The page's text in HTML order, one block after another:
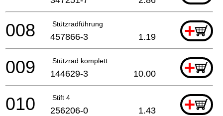
Stützradführung +
008 457866-3 1.19
Stützrad komplett +
009 144629-3 10.00
Stift 4 +
010 256206-0 1.43